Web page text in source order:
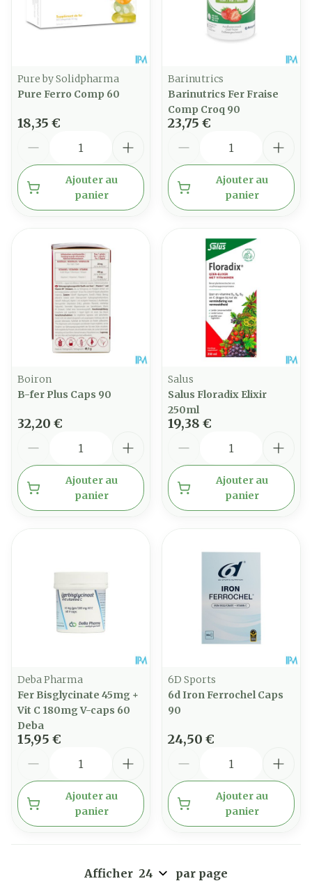
Pure by Solidpharma
Pure Ferro Comp 60
18,35 €
Ajouter au
panier
Barinutrics
Barinutrics Fer Fraise
Comp Croq 90
23,75 €
Ajouter au
panier
Boiron
B-fer Plus Caps 90
32,20 €
Ajouter au
panier
Salus
Salus Floradix Elixir
250ml
19,38 €
Ajouter au
panier
Deba Pharma
Fer Bisglycinate 45mg +
Vit C 180mg V-caps 60
Deba
15,95 €
Ajouter au
panier
6D Sports
6d Iron Ferrochel Caps
90
24,50 €
Ajouter au
panier
Afficher par page